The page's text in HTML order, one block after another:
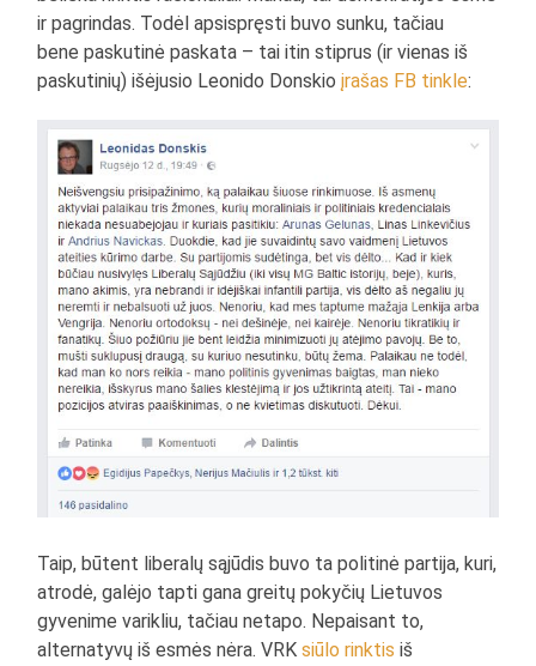
ir pagrindas. Todėl apsispręsti buvo sunku, tačiau
bene paskutinė paskata – tai itin stiprus (ir vienas iš
paskutinių) išėjusio Leonido Donskioįrašas FB tinkle:
Taip, būtent liberalų sąjūdis buvo ta politinė partija, kuri,
atrodė, galėjo tapti gana greitų pokyčių Lietuvos
gyvenime varikliu, tačiau netapo. Nepaisant to,
alternatyvų iš esmės nėra. VRKsiūlo rinktis iš